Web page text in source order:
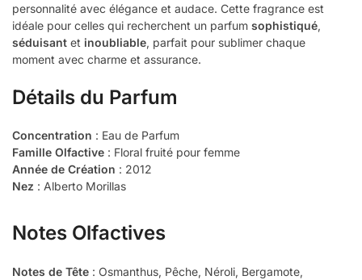
personnalité avec élégance et audace. Cette fragrance est
idéale pour celles qui recherchent un parfum sophistiqué,
séduisant et inoubliable, parfait pour sublimer chaque
moment avec charme et assurance.
Détails du Parfum
Concentration : Eau de Parfum
Famille Olfactive : Floral fruité pour femme
Année de Création : 2012
Nez : Alberto Morillas
Notes Olfactives
Notes de Tête : Osmanthus, Pêche, Néroli, Bergamote,